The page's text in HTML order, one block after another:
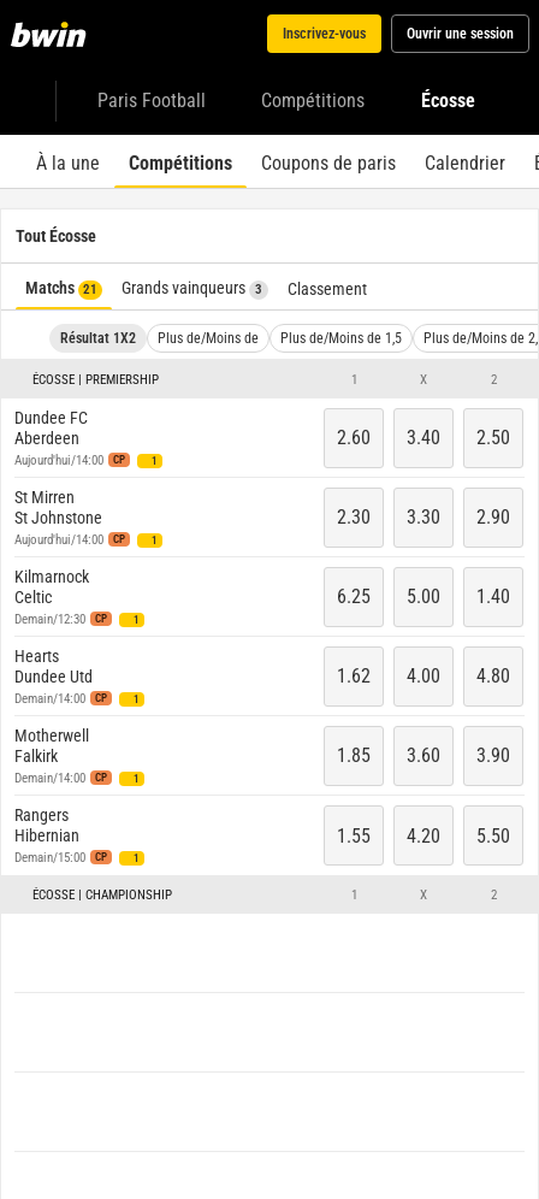
Inscrivez-vous Ouvrir une session
Paris Football Compétitions Écosse
À la une Compétitions Coupons de paris Calendrier
Tout Écosse
Matchs 21 Grands vainqueurs 3 Classement
Résultat 1X2 Plus de/Moins de Plus de/Moins de 1,5 Plus de/Moins de
ÉCOSSE | PREMIERSHIP 1 X 2
Dundee FC
Aberdeen
Aujourd'hui/14:00 CP 1
2.60 3.40 2.50
St Mirren
St Johnstone
Aujourd'hui/14:00 CP 1
2.30 3.30 2.90
Kilmarnock
Celtic
Demain/12:30 CP 1
6.25 5.00 1.40
Hearts
Dundee Utd
Demain/14:00 CP 1
1.62 4.00 4.80
Motherwell
Falkirk
Demain/14:00 CP 1
1.85 3.60 3.90
Rangers
Hibernian
Demain/15:00 CP 1
1.55 4.20 5.50
ÉCOSSE | CHAMPIONSHIP 1 X 2